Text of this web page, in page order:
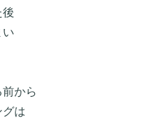
から
は